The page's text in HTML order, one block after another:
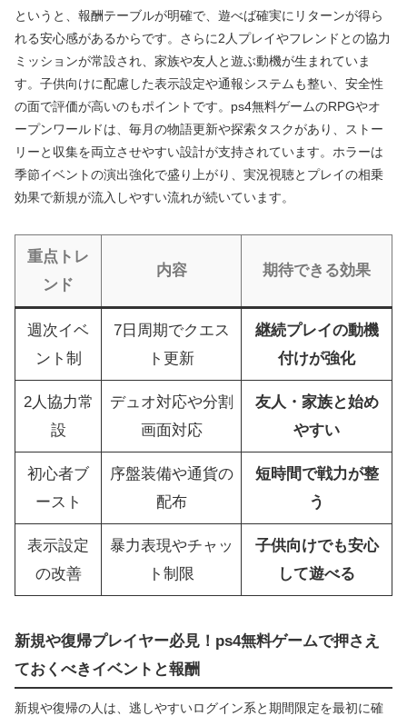
というと、報酬テーブルが明確で、遊べば確実にリターンが得ら
れる安心感があるからです。さらに2人プレイやフレンドとの協力
ミッションが常設され、家族や友人と遊ぶ動機が生まれていま
す。子供向けに配慮した表示設定や通報システムも整い、安全性
の面で評価が高いのもポイントです。ps4無料ゲームのRPGやオ
ープンワールドは、毎月の物語更新や探索タスクがあり、ストー
リーと収集を両立させやすい設計が支持されています。ホラーは
季節イベントの演出強化で盛り上がり、実況視聴とプレイの相乗
効果で新規が流入しやすい流れが続いています。
重点トレ
ンド
内容 期待できる効果
週次イベ
ント制
7日周期でクエス
ト更新
継続プレイの動機
付けが強化
2人協力常
設
デュオ対応や分割
画面対応
友人・家族と始め
やすい
初心者ブ
ースト
序盤装備や通貨の
配布
短時間で戦力が整
う
表示設定
の改善
暴力表現やチャッ
ト制限
子供向けでも安心
して遊べる
新規や復帰プレイヤー必見！ps4無料ゲームで押さえ
ておくべきイベントと報酬
新規や復帰の人は、逃しやすいログイン系と期間限定を最初に確